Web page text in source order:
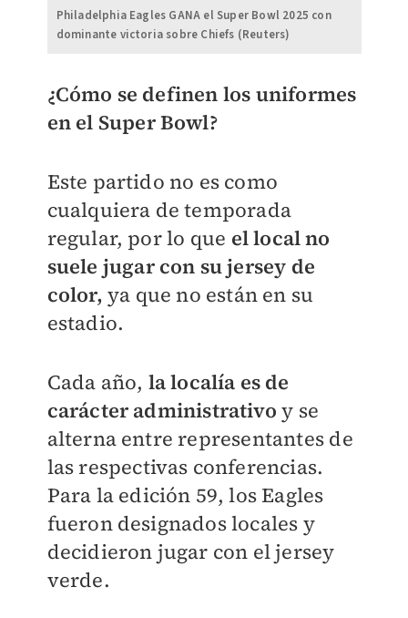
Philadelphia Eagles GANA el Super Bowl 2025 con
dominante victoria sobre Chiefs (Reuters)
¿Cómo se definen los uniformes
en el Super Bowl?
Este partido no es como
cualquiera de temporada
regular, por lo que el local no
suele jugar con su jersey de
color, ya que no están en su
estadio.
Cada año, la localía es de
carácter administrativo y se
alterna entre representantes de
las respectivas conferencias.
Para la edición 59, los Eagles
fueron designados locales y
decidieron jugar con el jersey
verde.